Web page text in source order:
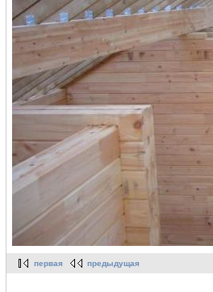
первая предыдущая